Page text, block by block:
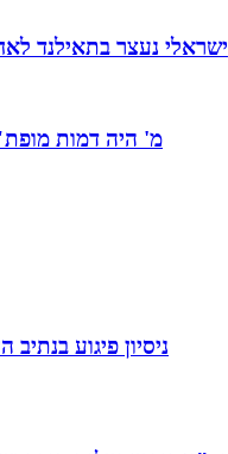
ישראלי נעצר בתאילנד
"מ' היה דמות
ניסיון פיגוע